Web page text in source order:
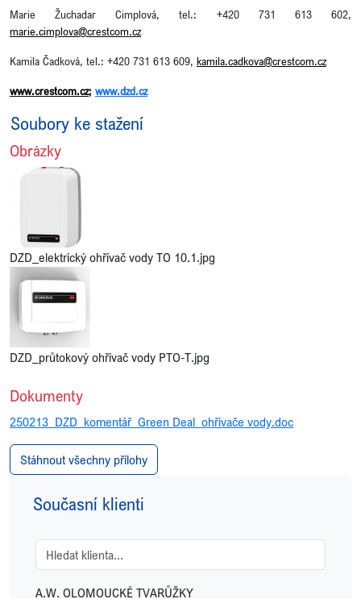
Marie Žuchadar Cimplová, tel.: +420 731 613 602,
marie.cimplova@crestcom.cz
Kamila Čadková, tel.: +420 731 613 609, kamila.cadkova@crestcom.cz
www.crestcom.cz; www.dzd.cz
Soubory ke stažení
Obrázky
DZD_elektrický ohřívač vody TO 10.1.jpg
DZD_průtokový ohřívač vody PTO-T.jpg
Dokumenty
250213_DZD_komentář_Green Deal_ohřívače vody.doc
Stáhnout všechny přílohy
Současní klienti
A.W. OLOMOUCKÉ TVARŮŽKY